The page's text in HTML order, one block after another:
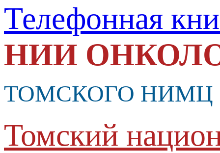
Телефонная
НИИ
ТОМСКОГО НИМЦ
Томский